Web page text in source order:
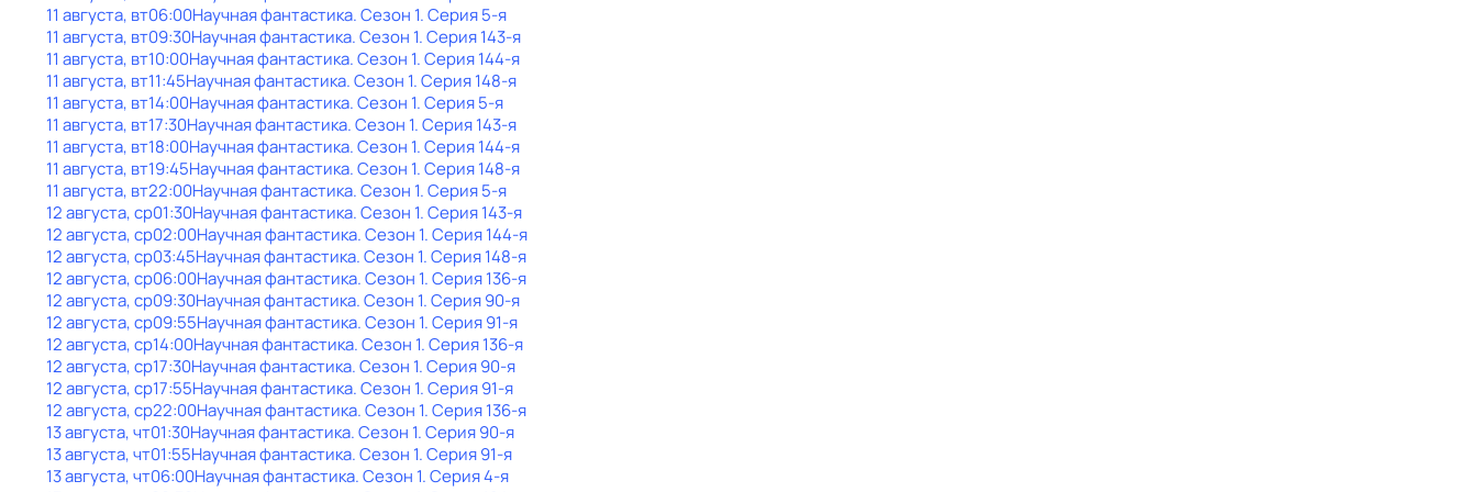
11 августа, вт06:00Научная фантастика. Сезон 1. Серия 5-я
11 августа, вт09:30Научная фантастика. Сезон 1. Серия 143-я
11 августа, вт10:00Научная фантастика. Сезон 1. Серия 144-я
11 августа, вт11:45Научная фантастика. Сезон 1. Серия 148-я
11 августа, вт14:00Научная фантастика. Сезон 1. Серия 5-я
11 августа, вт17:30Научная фантастика. Сезон 1. Серия 143-я
11 августа, вт18:00Научная фантастика. Сезон 1. Серия 144-я
11 августа, вт19:45Научная фантастика. Сезон 1. Серия 148-я
11 августа, вт22:00Научная фантастика. Сезон 1. Серия 5-я
12 августа, ср01:30Научная фантастика. Сезон 1. Серия 143-я
12 августа, ср02:00Научная фантастика. Сезон 1. Серия 144-я
12 августа, ср03:45Научная фантастика. Сезон 1. Серия 148-я
12 августа, ср06:00Научная фантастика. Сезон 1. Серия 136-я
12 августа, ср09:30Научная фантастика. Сезон 1. Серия 90-я
12 августа, ср09:55Научная фантастика. Сезон 1. Серия 91-я
12 августа, ср14:00Научная фантастика. Сезон 1. Серия 136-я
12 августа, ср17:30Научная фантастика. Сезон 1. Серия 90-я
12 августа, ср17:55Научная фантастика. Сезон 1. Серия 91-я
12 августа, ср22:00Научная фантастика. Сезон 1. Серия 136-я
13 августа, чт01:30Научная фантастика. Сезон 1. Серия 90-я
13 августа, чт01:55Научная фантастика. Сезон 1. Серия 91-я
13 августа, чт06:00Научная фантастика. Сезон 1. Серия 4-я